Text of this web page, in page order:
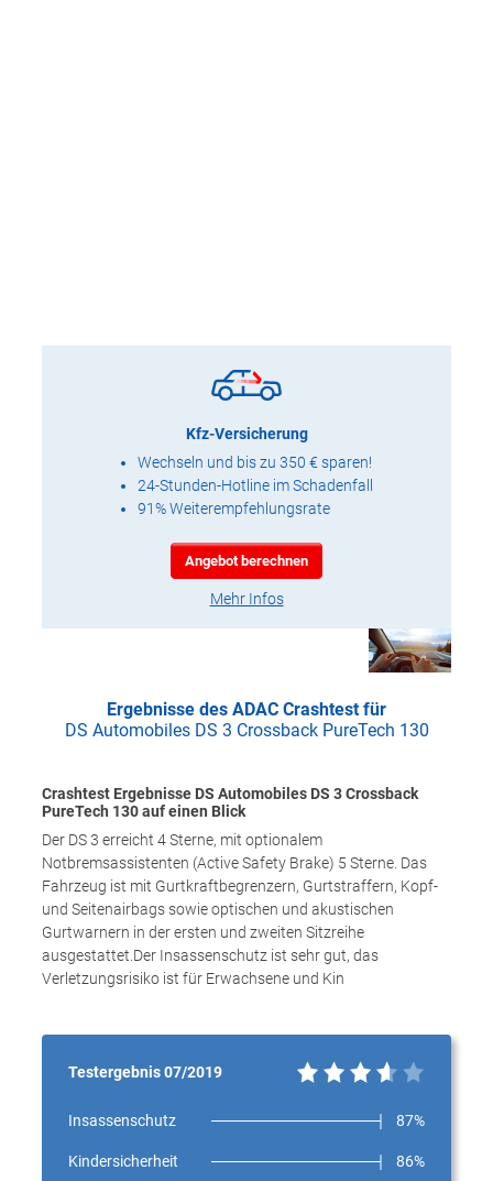
Kfz-Versicherung
Wechseln und bis zu 350 € sparen!
24-Stunden-Hotline im Schadenfall
91% Weiterempfehlungsrate
Angebot berechnen
Mehr Infos
Ergebnisse des ADAC Crashtest für
DS Automobiles DS 3 Crossback PureTech 130
Crashtest Ergebnisse DS Automobiles DS 3 Crossback
PureTech 130 auf einen Blick
Der DS 3 erreicht 4 Sterne, mit optionalem
Notbremsassistenten (Active Safety Brake) 5 Sterne. Das
Fahrzeug ist mit Gurtkraftbegrenzern, Gurtstraffern, Kopf-
und Seitenairbags sowie optischen und akustischen
Gurtwarnern in der ersten und zweiten Sitzreihe
ausgestattet.Der Insassenschutz ist sehr gut, das
Verletzungsrisiko ist für Erwachsene und Kin
Testergebnis 07/2019
Insassenschutz 87%
Kindersicherheit 86%